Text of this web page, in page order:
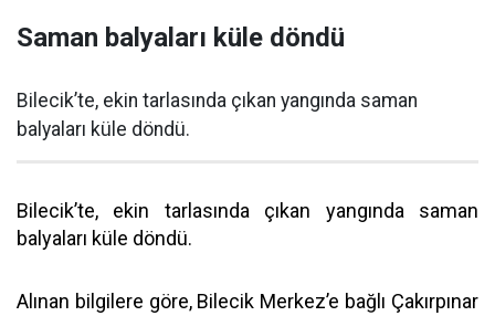
Saman balyaları küle döndü
Bilecik’te, ekin tarlasında çıkan yangında saman
balyaları küle döndü.
Bilecik’te, ekin tarlasında çıkan yangında saman
balyaları küle döndü.
Alınan bilgilere göre, Bilecik Merkez’e bağlı Çakırpınar